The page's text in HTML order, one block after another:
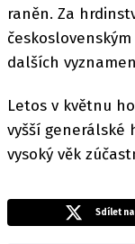
raněn. Za
dalších
Letos v květnu
vyšší generálské
vysoký věk
Sdílet na